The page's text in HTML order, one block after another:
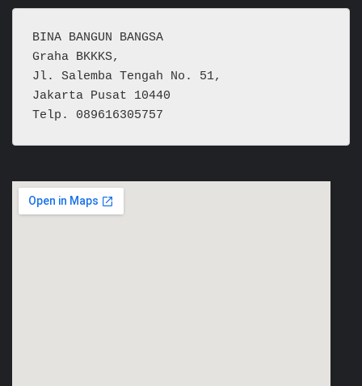
BINA BANGUN BANGSA
Graha BKKKS,
Jl. Salemba Tengah No. 51,
Jakarta Pusat 10440
Telp. 089616305757